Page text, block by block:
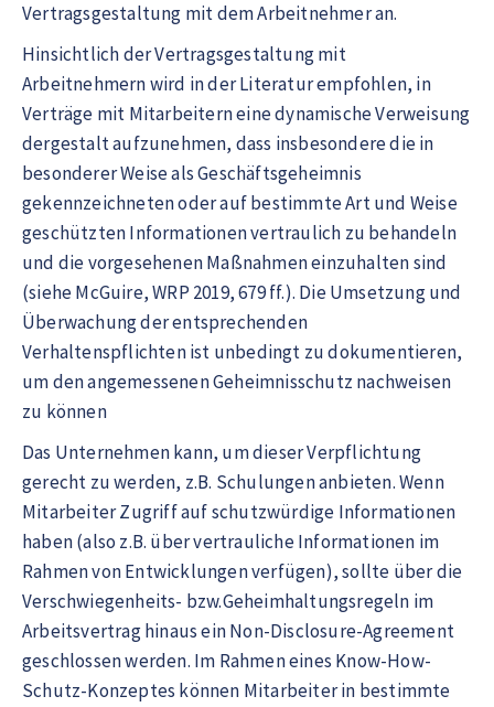
Vertragsgestaltung mit dem Arbeitnehmer an.
Hinsichtlich der Vertragsgestaltung mit
Arbeitnehmern wird in der Literatur empfohlen, in
Verträge mit Mitarbeitern eine dynamische Verweisung
dergestalt aufzunehmen, dass insbesondere die in
besonderer Weise als Geschäftsgeheimnis
gekennzeichneten oder auf bestimmte Art und Weise
geschützten Informationen vertraulich zu behandeln
und die vorgesehenen Maßnahmen einzuhalten sind
(siehe McGuire, WRP 2019, 679 ff.). Die Umsetzung und
Überwachung der entsprechenden
Verhaltenspflichten ist unbedingt zu dokumentieren,
um den angemessenen Geheimnisschutz nachweisen
zu können
Das Unternehmen kann, um dieser Verpflichtung
gerecht zu werden, z.B. Schulungen anbieten. Wenn
Mitarbeiter Zugriff auf schutzwürdige Informationen
haben (also z.B. über vertrauliche Informationen im
Rahmen von Entwicklungen verfügen), sollte über die
Verschwiegenheits- bzw.Geheimhaltungsregeln im
Arbeitsvertrag hinaus ein Non-Disclosure-Agreement
geschlossen werden. Im Rahmen eines Know-How-
Schutz-Konzeptes können Mitarbeiter in bestimmte